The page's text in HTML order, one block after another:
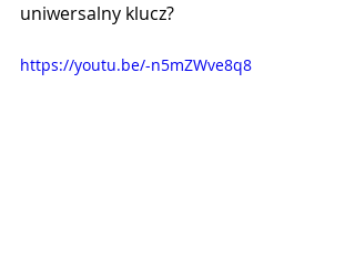
uniwersalny klucz?
https://youtu.be/-n5mZWve8q8